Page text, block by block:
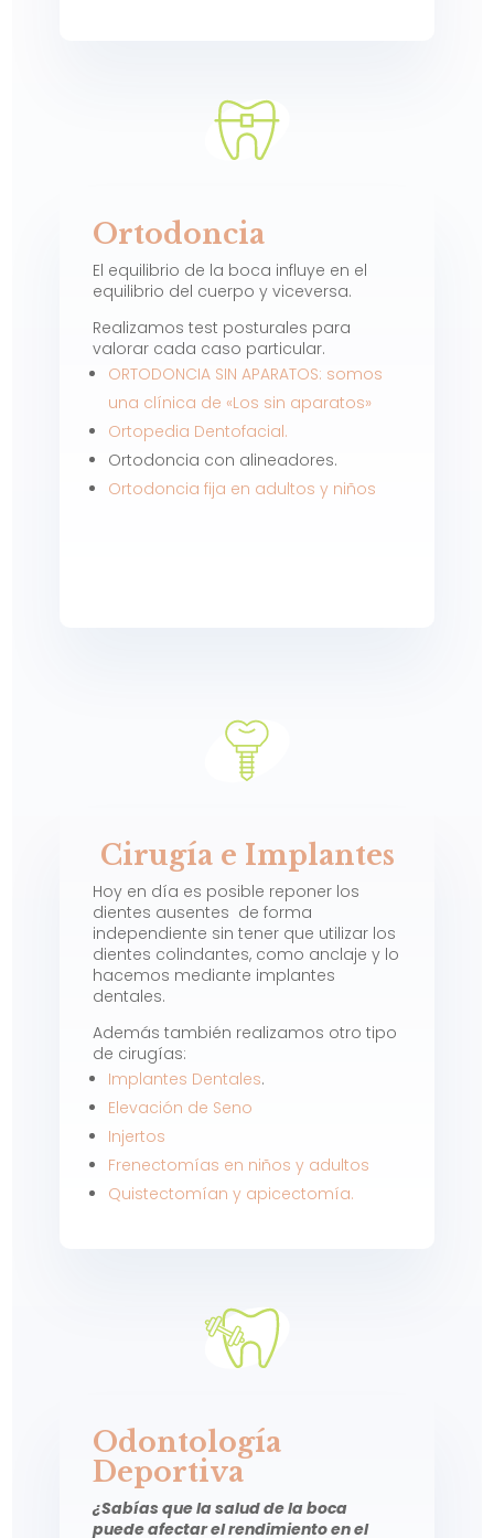
Ortodoncia
El equilibrio de la boca influye en el
equilibrio del cuerpo y viceversa.
Realizamos test posturales para
valorar cada caso particular.
ORTODONCIA SIN APARATOS: somos
una clínica de «Los sin aparatos»
Ortopedia Dentofacial.
Ortodoncia con alineadores.
Ortodoncia fija en adultos y niños
Cirugía e Implantes
Hoy en día es posible reponer los
dientes ausentes de forma
independiente sin tener que utilizar los
dientes colindantes, como anclaje y lo
hacemos mediante implantes
dentales.
Además también realizamos otro tipo
de cirugías:
Implantes Dentales.
Elevación de Seno
Injertos
Frenectomías en niños y adultos
Quistectomían y apicectomía.
Odontología
Deportiva
¿Sabías que la salud de la boca
puede afectar el rendimiento en el